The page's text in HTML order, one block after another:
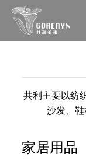
共利主要以纺
沙发、鞋
家居用品